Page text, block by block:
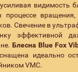
видимость
Свечение в
эффективной
Блесна Blue Fox
идеально
VMC.